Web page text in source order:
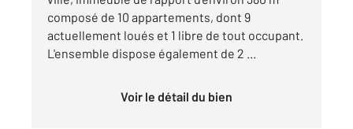
composé de 10 appartements, dont 9
actuellement loués et 1 libre de tout occupant.
L'ensemble dispose également de 2 ...
Voir le détail du bien